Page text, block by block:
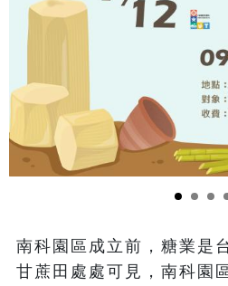
南科園區成立前，糖業是
甘蔗田處處可見，南科園